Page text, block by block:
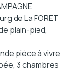
de La FORET
plain-pied,
pièce à vivre
3 chambres